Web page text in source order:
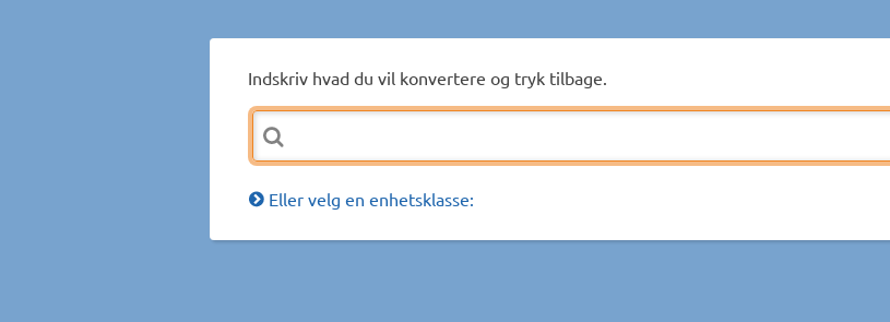
Indskriv hvad du vil konvertere og tryk tilbage.
Eller velg en enhetsklasse: